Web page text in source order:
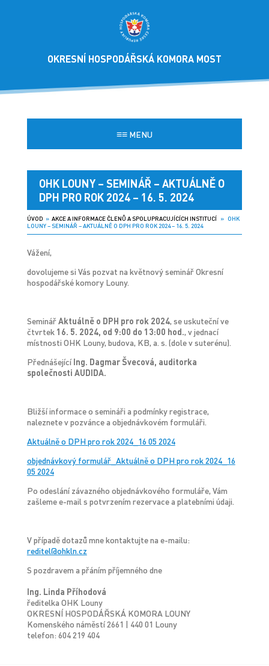
OKRESNÍ HOSPODÁŘSKÁ KOMORA MOST
≡≡MENU
OHK LOUNY – SEMINÁŘ – AKTUÁLNĚ O
DPH PRO ROK 2024 – 16. 5. 2024
ÚVOD » AKCE A INFORMACE ČLENŮ A SPOLUPRACUJÍCÍCH INSTITUCÍ» OHK
LOUNY – SEMINÁŘ – AKTUÁLNĚ O DPH PRO ROK 2024 – 16. 5. 2024
Vážení,
dovolujeme si Vás pozvat na květnový seminář Okresní
hospodářské komory Louny.
SeminářAktuálně o DPH pro rok 2024, se uskuteční ve
čtvrtek16. 5. 2024, od 9:00 do 13:00 hod., v jednací
místnosti OHK Louny, budova, KB, a. s. (dole v suterénu).
Přednášející Ing. Dagmar Švecová, auditorka
společnosti AUDIDA.
Bližší informace o semináři a podmínky registrace,
naleznete v pozvánce a objednávkovém formuláři.
Aktuálně o DPH pro rok 2024_16 05 2024
objednávkový formulář_Aktuálně o DPH pro rok 2024_16
05 2024
Po odeslání závazného objednávkového formuláře, Vám
zašleme e-mail s potvrzením rezervace a platebními údaji.
V případě dotazů mne kontaktujte na e-mailu:
reditel@ohkln.cz
S pozdravem a přáním příjemného dne
Ing. Linda Příhodová
ředitelka OHK Louny
OKRESNÍ HOSPODÁŘSKÁ KOMORA LOUNY
Komenského náměstí 2661 | 440 01 Louny
telefon: 604 219 404